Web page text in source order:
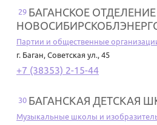
29 БАГАНСКОЕ ОТДЕЛЕНИЕ
Партии и общественные
г. Баган, Советская ул., 45
+7 (38353) 2-15-44
30 БАГАНСКАЯ ДЕТСКАЯ
Музыкальные школы и